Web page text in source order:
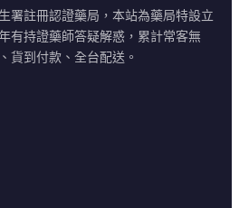
署註冊認證藥局，本站為藥局特設立
有持證藥師答疑解惑，累計常客無
貨到付款、全台配送。